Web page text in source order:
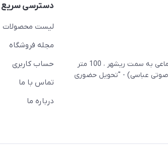
بوشهر - چهار راه تامین اجتماعی به سمت ریشهر ، 100 متر
عباسی) - "تحویل حضوری
دسترسی سریع
لیست محصولات
مجله فروشگاه
حساب کاربری
تماس با ما
درباره ما